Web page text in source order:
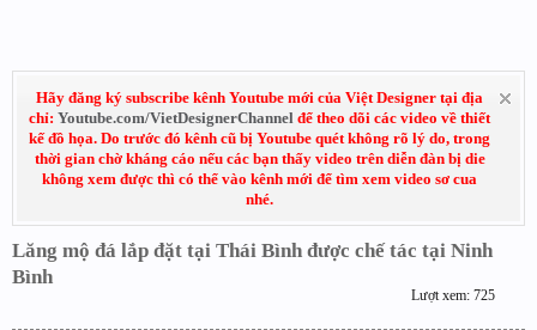
Hãy đăng ký subscribe kênh Youtube mới của Việt Designer tại địa
chỉ: Youtube.com/VietDesignerChannel để theo dõi các video về thiết
kế đồ họa. Do trước đó kênh cũ bị Youtube quét không rõ lý do, trong
thời gian chờ kháng cáo nếu các bạn thấy video trên diễn đàn bị die
không xem được thì có thể vào kênh mới để tìm xem video sơ cua
nhé.
Lăng mộ đá lắp đặt tại Thái Bình được chế tác tại Ninh
Bình
Lượt xem: 725